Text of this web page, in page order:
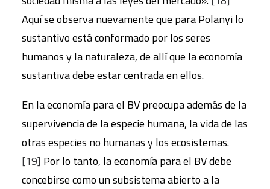
Aquí se observa nuevamente que para Polanyi lo
sustantivo está conformado por los seres
humanos y la naturaleza, de allí que la economía
sustantiva debe estar centrada en ellos.
En la economía para el BV preocupa además de la
supervivencia de la especie humana, la vida de las
otras especies no humanas y los ecosistemas.
[19] Por lo tanto, la economía para el BV debe
concebirse como un subsistema abierto a la